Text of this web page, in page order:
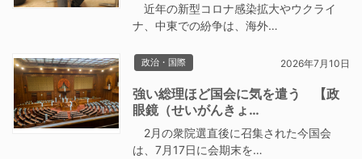
近年の新型コロナ感染拡大やウクライ
ナ、中東での紛争は、海外…
政治・国際 2026年7月10日
強い総理ほど国会に気を遣う 【政
眼鏡（せいがんきょ…
2月の衆院選直後に召集された今国会
は、7月17日に会期末を…